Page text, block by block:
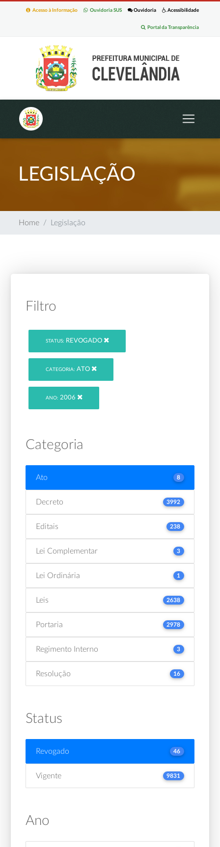
Acessibilidade
Ouvidoria
Ouvidoria SUS
Acesso à Informação
Portal da Transparência
LEGISLAÇÃO
Home Legislação
Filtro
STATUS: REVOGADO
CATEGORIA: ATO
ANO: 2006
Categoria
Ato 8
Decreto 3992
Editais 238
Lei Complementar 3
Lei Ordinária 1
Leis 2638
Portaria 2978
Regimento Interno 3
Resolução 16
Status
Revogado 46
Vigente 9831
Ano